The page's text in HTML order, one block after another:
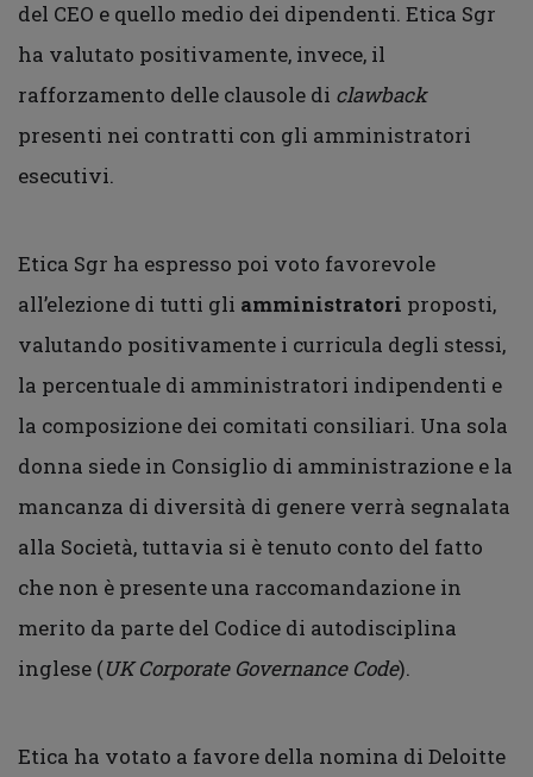
del CEO e quello medio dei dipendenti. Etica Sgr
ha valutato positivamente, invece, il
rafforzamento delle clausole di clawback
presenti nei contratti con gli amministratori
esecutivi.
Etica Sgr ha espresso poi voto favorevole
all’elezione di tutti gli amministratori proposti,
valutando positivamente i curricula degli stessi,
la percentuale di amministratori indipendenti e
la composizione dei comitati consiliari. Una sola
donna siede in Consiglio di amministrazione e la
mancanza di diversità di genere verrà segnalata
alla Società, tuttavia si è tenuto conto del fatto
che non è presente una raccomandazione in
merito da parte del Codice di autodisciplina
inglese (UK Corporate Governance Code).
Etica ha votato a favore della nomina di Deloitte